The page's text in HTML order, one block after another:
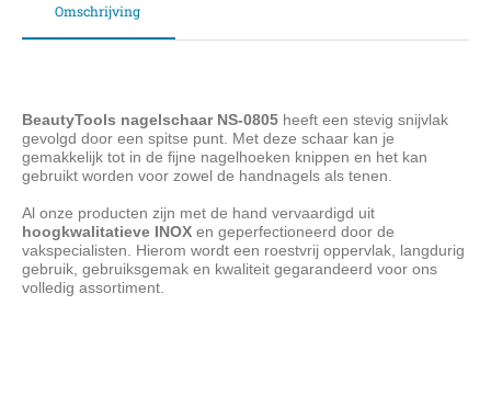
Omschrijving
BeautyTools nagelschaar NS-0805 heeft een stevig snijvlak
gevolgd door een spitse punt. Met deze schaar kan je
gemakkelijk tot in de fijne nagelhoeken knippen en het kan
gebruikt worden voor zowel de handnagels als tenen.
Al onze producten zijn met de hand vervaardigd uit
hoogkwalitatieve INOX en geperfectioneerd door de
vakspecialisten. Hierom wordt een roestvrij oppervlak, langdurig
gebruik, gebruiksgemak en kwaliteit gegarandeerd voor ons
volledig assortiment.